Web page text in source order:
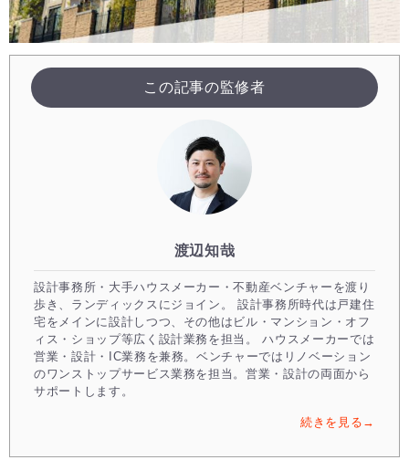
この記事の監修者
渡辺知哉
設計事務所・大手ハウスメーカー・不動産ベンチャーを渡り
歩き、ランディックスにジョイン。 設計事務所時代は戸建住
宅をメインに設計しつつ、その他はビル・マンション・オフ
ィス・ショップ等広く設計業務を担当。 ハウスメーカーでは
営業・設計・IC業務を兼務。ベンチャーではリノベーション
のワンストップサービス業務を担当。営業・設計の両面から
サポートします。
続きを見る→